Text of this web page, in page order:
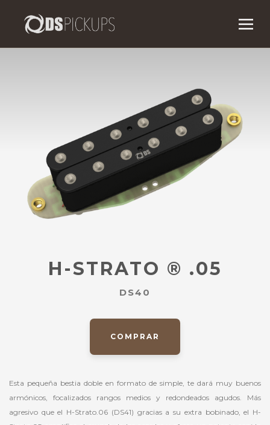
H-STRATO ® .05
DS40
COMPRAR
Esta pequeña bestia doble en formato de simple, te dará muy buenos
armónicos, focalizados rangos medios y redondeados agudos. Más
agresivo que el H-Strato.06 (DS41) gracias a su extra bobinado, el H-